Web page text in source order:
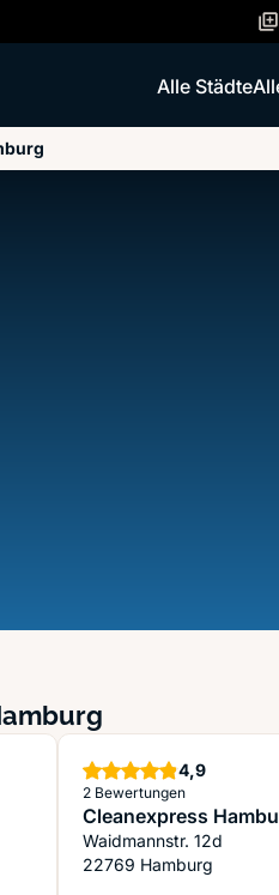
Alle Städte
4,9Sterne
2 Bewertungen
Cleanexpress
Waidmannstr. 12d
22769 Hamburg